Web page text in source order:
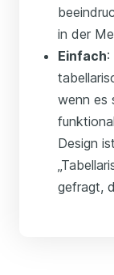
in der
Einfach:
wenn es
Design
gefragt,